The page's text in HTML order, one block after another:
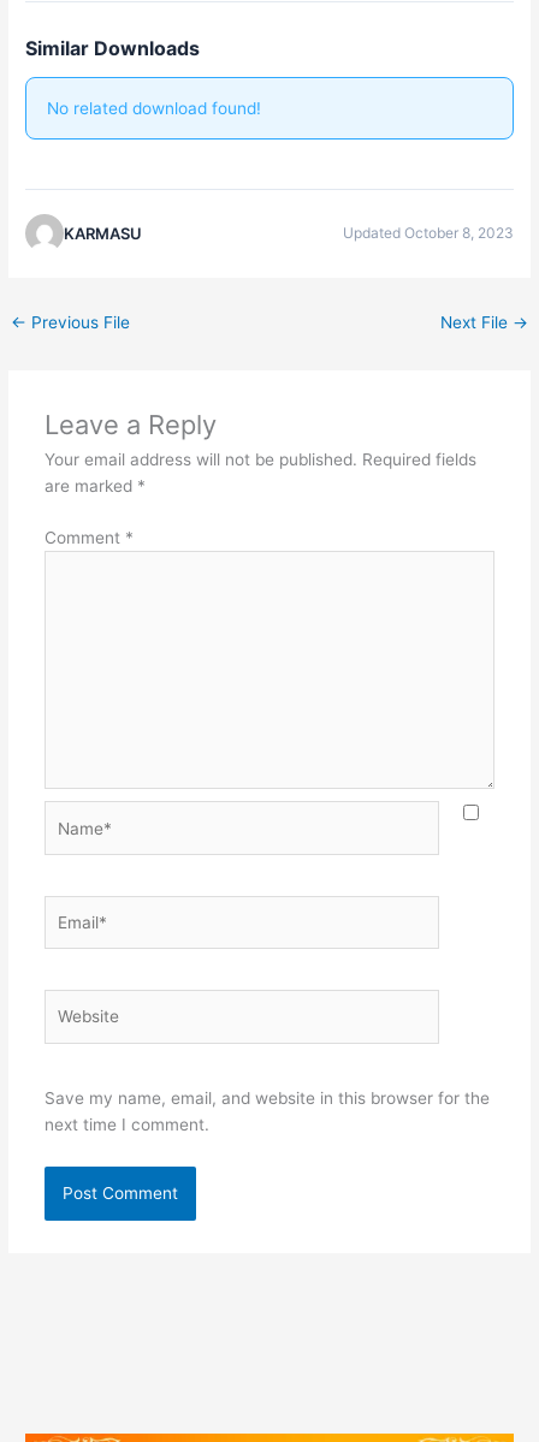
Similar Downloads
No related download found!
KARMASU Updated October 8, 2023
← Previous File Next File →
Leave a Reply
Your email address will not be published. Required fields
are marked *
Comment *
Save my name, email, and website in this browser for the
next time I comment.